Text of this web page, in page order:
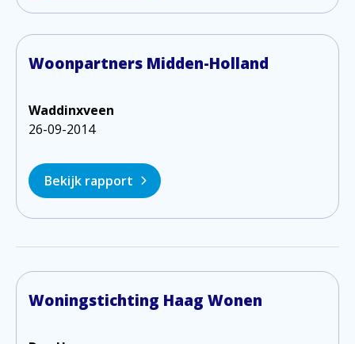
Woonpartners Midden-Holland
Waddinxveen
26-09-2014
Bekijk rapport
Woningstichting Haag Wonen